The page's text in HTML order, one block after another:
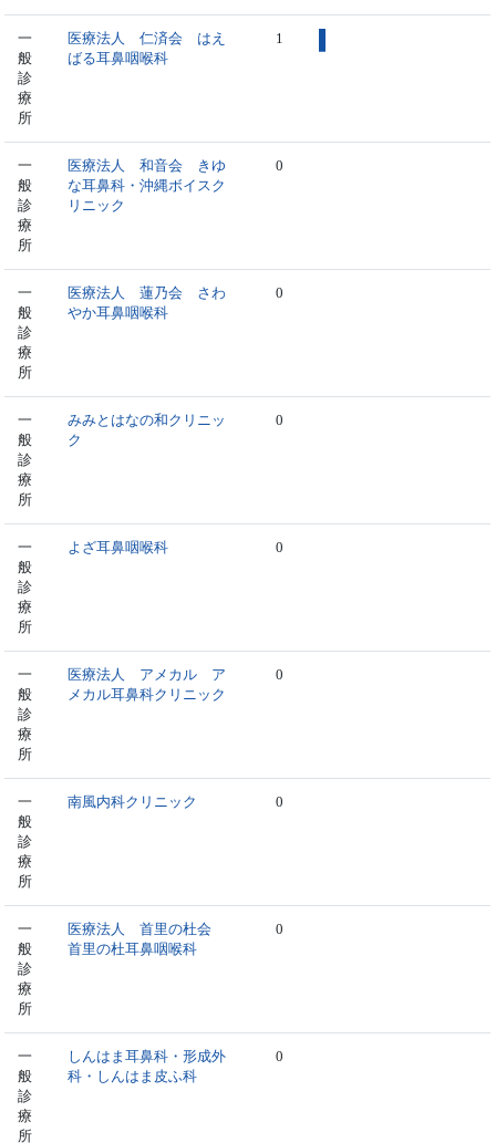
一
般
診
療
所
医療法人 仁済会 はえ
ばる耳鼻咽喉科
1
一
般
診
療
所
医療法人 和音会 きゆ
な耳鼻科・沖縄ボイスク
リニック
0
一
般
診
療
所
医療法人 蓮乃会 さわ
やか耳鼻咽喉科
0
一
般
診
療
所
みみとはなの和クリニッ
ク
0
一
般
診
療
所
よざ耳鼻咽喉科 0
一
般
診
療
所
医療法人 アメカル ア
メカル耳鼻科クリニック
0
一
般
診
療
所
南風内科クリニック 0
一
般
診
療
所
医療法人 首里の杜会
首里の杜耳鼻咽喉科
0
一
般
診
療
所
しんはま耳鼻科・形成外
科・しんはま皮ふ科
0